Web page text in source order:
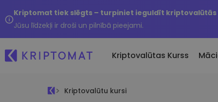
Kriptomat tiek slēgts – turpiniet ieguldīt kriptovalūtās
Jūsu līdzekļi ir droši un pilnībā pieejami.
Kriptovalūtas Kurss
Kriptovalūtu kursi